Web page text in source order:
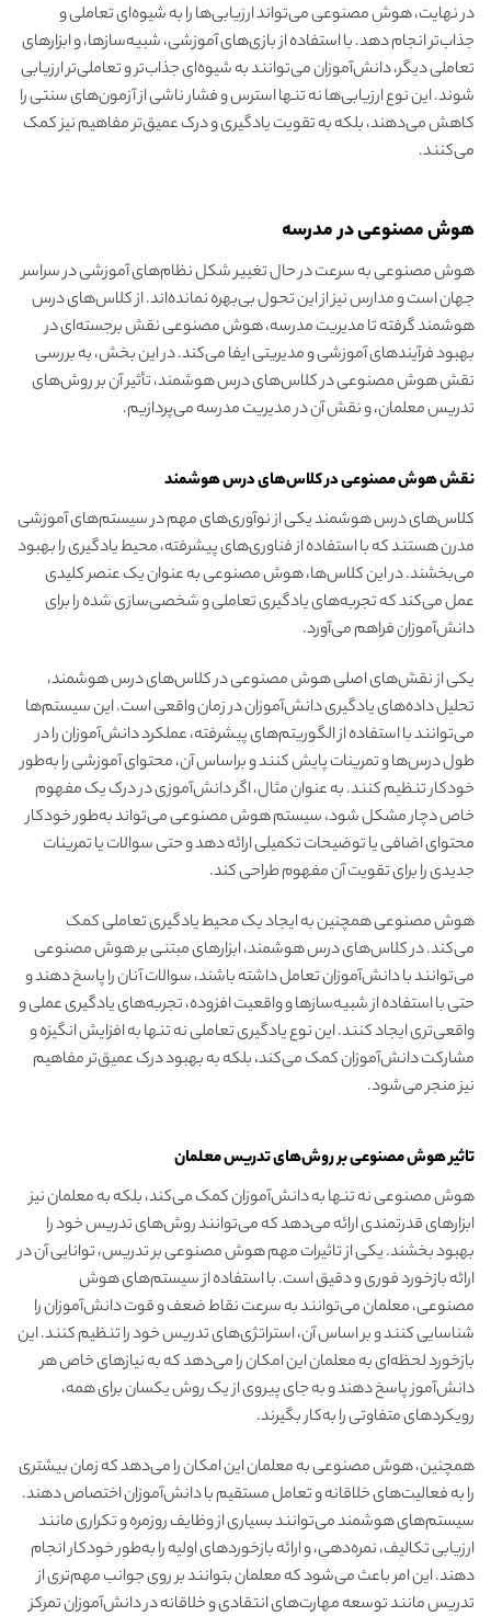
در نهایت، هوش مصنوعی می‌تواند ارزیابی‌ها را به شیوه‌ای تعاملی و
جذاب‌تر انجام دهد. با استفاده از بازی‌های آموزشی، شبیه‌سازها، و ابزارهای
تعاملی دیگر، دانش‌آموزان می‌توانند به شیوه‌ای جذاب‌تر و تعاملی‌تر ارزیابی
شوند. این نوع ارزیابی‌ها نه تنها استرس و فشار ناشی از آزمون‌های سنتی را
کاهش می‌دهند، بلکه به تقویت یادگیری و درک عمیق‌تر مفاهیم نیز کمک
می‌کنند.
هوش مصنوعی در مدرسه
هوش مصنوعی به سرعت در حال تغییر شکل نظام‌های آموزشی در سراسر
جهان است و مدارس نیز از این تحول بی‌بهره نمانده‌اند. از کلاس‌های درس
هوشمند گرفته تا مدیریت مدرسه، هوش مصنوعی نقش برجسته‌ای در
بهبود فرآیندهای آموزشی و مدیریتی ایفا می‌کند. در این بخش، به بررسی
نقش هوش مصنوعی در کلاس‌های درس هوشمند، تأثیر آن بر روش‌های
تدریس معلمان، و نقش آن در مدیریت مدرسه می‌پردازیم.
نقش هوش مصنوعی در کلاس‌های درس هوشمند
کلاس‌های درس هوشمند یکی از نوآوری‌های مهم در سیستم‌های آموزشی
مدرن هستند که با استفاده از فناوری‌های پیشرفته، محیط یادگیری را بهبود
می‌بخشند. در این کلاس‌ها، هوش مصنوعی به عنوان یک عنصر کلیدی
عمل می‌کند که تجربه‌های یادگیری تعاملی و شخصی‌سازی شده را برای
دانش‌آموزان فراهم می‌آورد.
یکی از نقش‌های اصلی هوش مصنوعی در کلاس‌های درس هوشمند،
تحلیل داده‌های یادگیری دانش‌آموزان در زمان واقعی است. این سیستم‌ها
می‌توانند با استفاده از الگوریتم‌های پیشرفته، عملکرد دانش‌آموزان را در
طول درس‌ها و تمرینات پایش کنند و براساس آن، محتوای آموزشی را به‌طور
خودکار تنظیم کنند. به عنوان مثال، اگر دانش‌آموزی در درک یک مفهوم
خاص دچار مشکل شود، سیستم هوش مصنوعی می‌تواند به‌طور خودکار
محتوای اضافی یا توضیحات تکمیلی ارائه دهد و حتی سوالات یا تمرینات
جدیدی را برای تقویت آن مفهوم طراحی کند.
هوش مصنوعی همچنین به ایجاد یک محیط یادگیری تعاملی کمک
می‌کند. در کلاس‌های درس هوشمند، ابزارهای مبتنی بر هوش مصنوعی
می‌توانند با دانش‌آموزان تعامل داشته باشند، سوالات آنان را پاسخ دهند و
حتی با استفاده از شبیه‌سازها و واقعیت افزوده، تجربه‌های یادگیری عملی و
واقعی‌تری ایجاد کنند. این نوع یادگیری تعاملی نه تنها به افزایش انگیزه و
مشارکت دانش‌آموزان کمک می‌کند، بلکه به بهبود درک عمیق‌تر مفاهیم
نیز منجر می‌شود.
تاثیر هوش مصنوعی بر روش‌های تدریس معلمان
هوش مصنوعی نه تنها به دانش‌آموزان کمک می‌کند، بلکه به معلمان نیز
ابزارهای قدرتمندی ارائه می‌دهد که می‌توانند روش‌های تدریس خود را
بهبود بخشند. یکی از تاثیرات مهم هوش مصنوعی بر تدریس، توانایی آن در
ارائه بازخورد فوری و دقیق است. با استفاده از سیستم‌های هوش
مصنوعی، معلمان می‌توانند به سرعت نقاط ضعف و قوت دانش‌آموزان را
شناسایی کنند و بر اساس آن، استراتژی‌های تدریس خود را تنظیم کنند. این
بازخورد لحظه‌ای به معلمان این امکان را می‌دهد که به نیازهای خاص هر
دانش‌آموز پاسخ دهند و به جای پیروی از یک روش یکسان برای همه،
رویکردهای متفاوتی را به‌کار بگیرند.
همچنین، هوش مصنوعی به معلمان این امکان را می‌دهد که زمان بیشتری
را به فعالیت‌های خلاقانه و تعامل مستقیم با دانش‌آموزان اختصاص دهند.
سیستم‌های هوشمند می‌توانند بسیاری از وظایف روزمره و تکراری مانند
ارزیابی تکالیف، نمره‌دهی، و ارائه بازخوردهای اولیه را به‌طور خودکار انجام
دهند. این امر باعث می‌شود که معلمان بتوانند بر روی جوانب مهم‌تری از
تدریس مانند توسعه مهارت‌های انتقادی و خلاقانه در دانش‌آموزان تمرکز